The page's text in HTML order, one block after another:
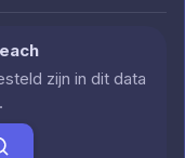
zijn in dit data